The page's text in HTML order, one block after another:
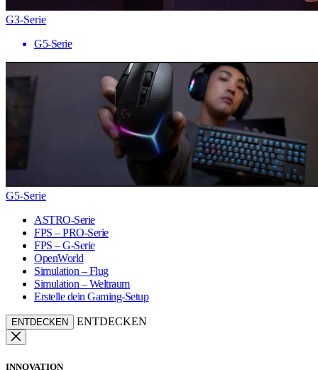
G3-Serie
G5-Serie
G5-Serie
ASTRO-Serie
FPS – PRO-Serie
FPS – G-Serie
OpenWorld
Simulation – Flug
Simulation – Weltraum
Erstelle dein Gaming-Setup
ENTDECKEN ENTDECKEN
INNOVATION